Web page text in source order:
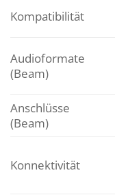
Kompatibilität
Audioformate
(Beam)
Anschlüsse
(Beam)
Konnektivität